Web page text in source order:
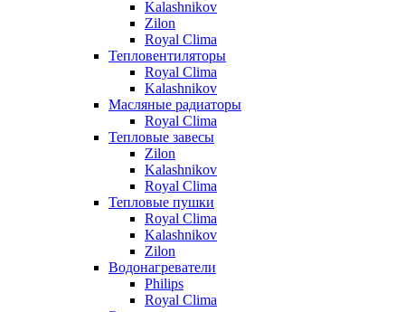
Kalashnikov
Zilon
Royal Clima
Тепловентиляторы
Royal Clima
Kalashnikov
Масляные радиаторы
Royal Clima
Тепловые завесы
Zilon
Kalashnikov
Royal Clima
Тепловые пушки
Royal Clima
Kalashnikov
Zilon
Водонагреватели
Philips
Royal Clima